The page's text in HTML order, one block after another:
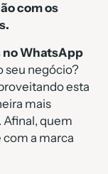
com os
no WhatsApp
seu negócio?
esta
mais
Afinal, quem
a marca